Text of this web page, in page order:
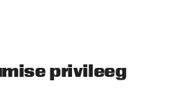
privileeg